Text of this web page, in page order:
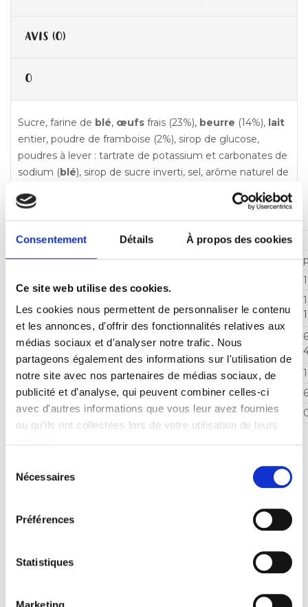
Consentement Détails À propos des cookies
Ce site web utilise des cookies.
Les cookies nous permettent de personnaliser le contenu
et les annonces, d'offrir des fonctionnalités relatives aux
médias sociaux et d'analyser notre trafic. Nous
partageons également des informations sur l'utilisation de
notre site avec nos partenaires de médias sociaux, de
publicité et d'analyse, qui peuvent combiner celles-ci
avec d'autres informations que vous leur avez fournies
ou qu'ils ont collectées lors de votre utilisation de leurs
Nécessaires
Préférences
Statistiques
Marketing
AVIS (0)
0
Sucre, farine de blé, œufs frais (23%), beurre (14%), lait
entier, poudre de framboise (2%), sirop de glucose,
poudres à lever : tartrate de potassium et carbonates de
sodium (blé), sirop de sucre inverti, sel, arôme naturel de
Traces éventuelles de fruits à coque et de soja.
DÉCLARATION NUTRITIONNELLE
Valeurs nutritionnelles moyennes
dont acides gras saturés
Glucides
Fibres alimentaires
Protéines
Sel